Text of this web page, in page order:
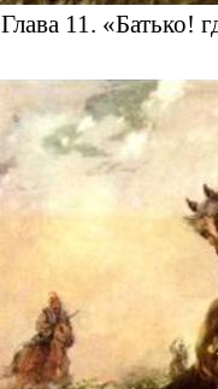
Глава 11. «Батько!